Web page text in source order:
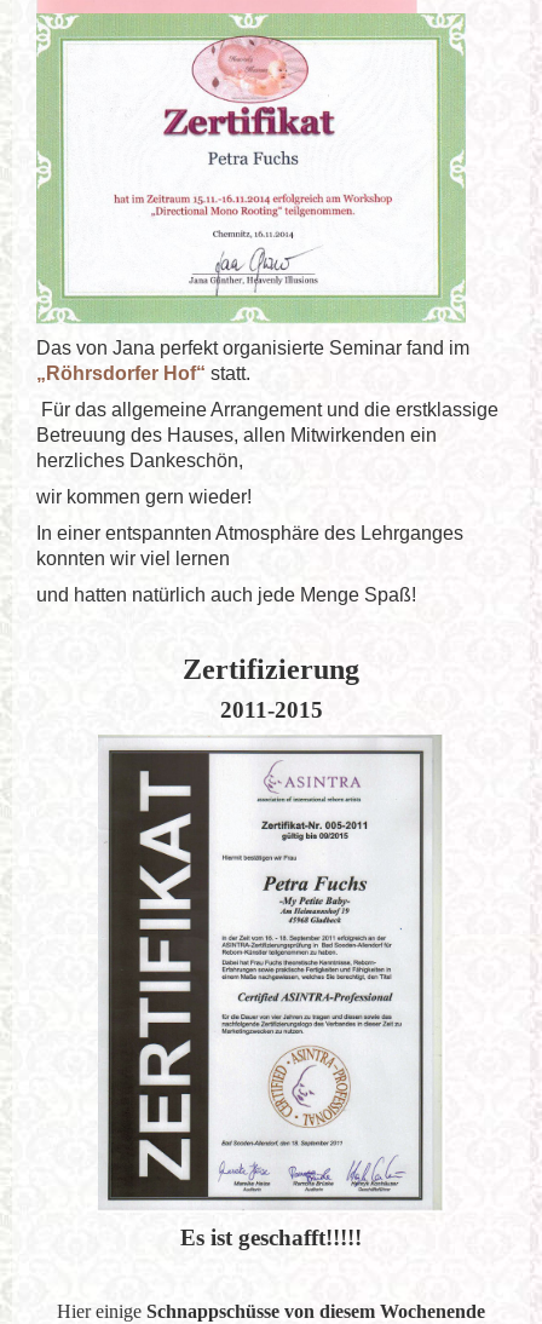
Das von Jana perfekt organisierte Seminar fand im
„Röhrsdorfer Hof“ statt.
Für das allgemeine Arrangement und die erstklassige
Betreuung des Hauses, allen Mitwirkenden ein
herzliches Dankeschön,
wir kommen gern wieder!
In einer entspannten Atmosphäre des Lehrganges
konnten wir viel lernen
und hatten natürlich auch jede Menge Spaß!
Zertifizierung
2011-2015
Es ist geschafft!!!!!
Hier einige Schnappschüsse von diesem Wochenende